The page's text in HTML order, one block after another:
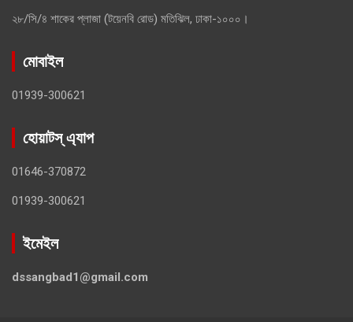
২৮/সি/৪ শাকের প্লাজা (টয়েনবি রোড) মতিঝিল, ঢাকা-১০০০।
মোবাইল
01939-300621
হোয়াটস্ এ্যাপ
01646-370872
01939-300621
ইমেইল
dssangbad1@gmail.com